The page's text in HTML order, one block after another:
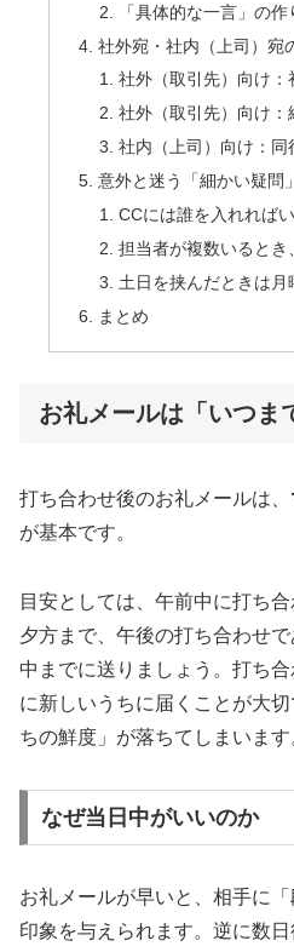
「具体的な一言」の作
社外宛・社内（上司）宛
社外（取引先）向け：
社外（取引先）向け
社内（上司）向け：
意外と迷う「細かい疑問
CCには誰を入れれば
担当者が複数いるとき
土日を挟んだときは月
まとめ
お礼メールは「いつま
打ち合わせ後のお礼メールは、
が基本です。
目安としては、午前中に打ち
夕方まで、午後の打ち合わせ
中までに送りましょう。打ち
に新しいうちに届くことが大
ちの鮮度」が落ちてしまいます
なぜ当日中がいいのか
お礼メールが早いと、相手に
印象を与えられます。逆に数